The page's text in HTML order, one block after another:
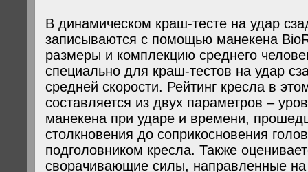
В динамическом краш-тесте на удар
записываются с помощью манекена
размеры и комплекцию среднего
специально для краш-тестов на удар
средней скорости. Рейтинг кресла в
составляется из двух параметров –
манекена при ударе и времени,
столкновения до соприкосновения
подголовником кресла. Также
сворачивающие силы, направленные